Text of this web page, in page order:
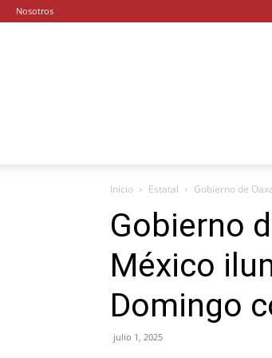
Nosotros
Inicio Estatal Gobierno de
Gobierno
México
Domingo
julio 1, 2025